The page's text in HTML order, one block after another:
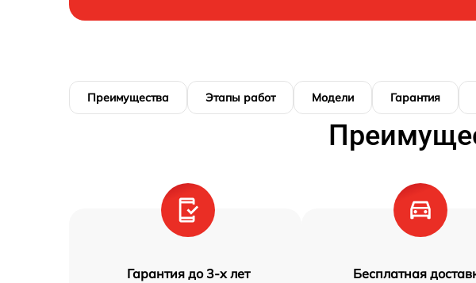
Преимущества Этапы работ Модели Гарантия
Гарантия до 3-х лет Бесплатная